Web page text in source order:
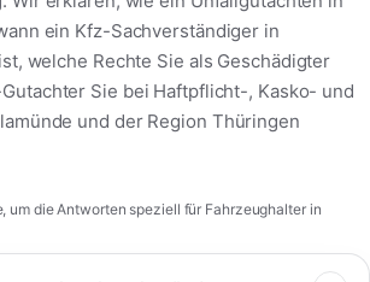
ein Kfz-Sachverständiger in
welche Rechte Sie als Geschädigter
Sie bei Haftpflicht-, Kasko- und
und der Region Thüringen
um die Antworten speziell für Fahrzeughalter in